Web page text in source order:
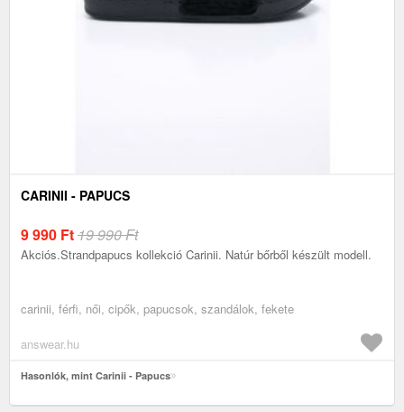
CARINII - PAPUCS
9 990 Ft19 990 Ft
Akciós.Strandpapucs kollekció Carinii. Natúr bőrből készült modell.
carinii, férfi, női, cipők, papucsok, szandálok, fekete
answear.hu
Hasonlók, mint Carinii - Papucs